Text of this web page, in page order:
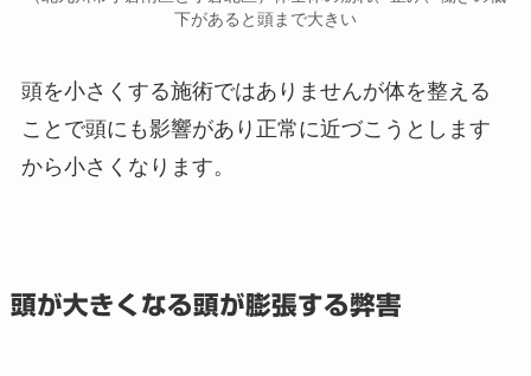
下があると頭まで大きい
頭を小さくする施術ではありませんが体を整える
ことで頭にも影響があり正常に近づこうとします
から小さくなります。
頭が大きくなる頭が膨張する弊害